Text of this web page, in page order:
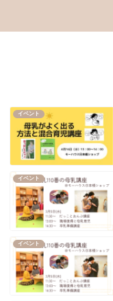
イベント
イベント
イベント